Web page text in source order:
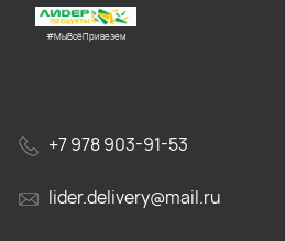
#МыВсёПривезем
+7 978 903-91-53
lider.delivery@mail.ru